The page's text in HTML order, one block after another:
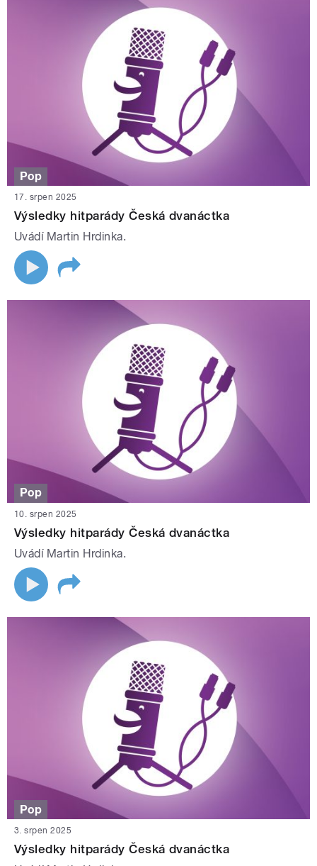
Pop
17. srpen 2025
Výsledky hitparády Česká dvanáctka
Uvádí Martin Hrdinka.
Pop
10. srpen 2025
Výsledky hitparády Česká dvanáctka
Uvádí Martin Hrdinka.
Pop
3. srpen 2025
Výsledky hitparády Česká dvanáctka